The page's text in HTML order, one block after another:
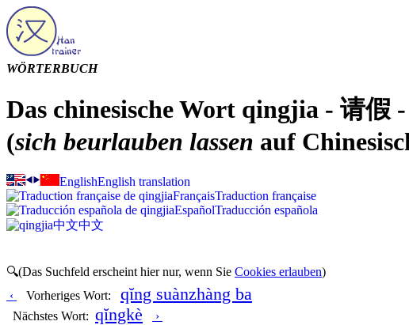
WÖRTERBUCH
Das chinesische Wort qingjia - 请假
(sich beurlauben lassen auf
EnglishEnglish translation
FrançaisTraduction française
EspañolTraducción española
中文中文
🔍(Das Suchfeld erscheint hier nur, wenn Sie Cookies erlauben)
‹
Vorheriges Wort: qĭng suànzhàng ba
Nächstes Wort: qĭngkè ›